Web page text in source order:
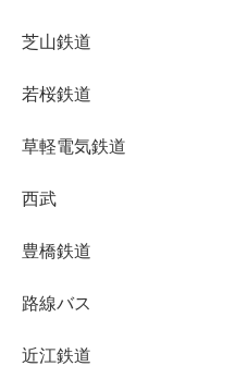
芝山鉄道
若桜鉄道
草軽電気鉄道
西武
豊橋鉄道
路線バス
近江鉄道